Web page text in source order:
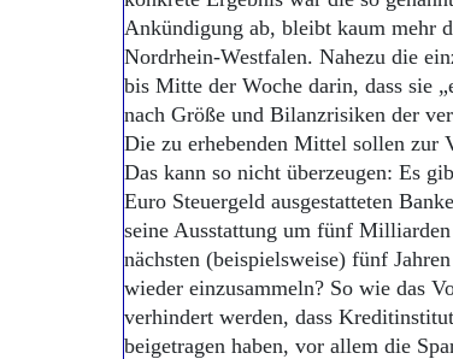
Archiv
Mediadaten
Ankündigung ab, bleibt kaum mehr
Nordrhein-Westfalen. Nahezu die
bis Mitte der Woche darin, dass sie
nach Größe und Bilanzrisiken der
Die zu erhebenden Mittel sollen zur
Das kann so nicht überzeugen: Es
Euro Steuergeld ausgestatteten
seine Ausstattung um fünf
nächsten (beispielsweise) fünf
wieder einzusammeln? So wie das
verhindert werden, dass
beigetragen haben, vor allem die